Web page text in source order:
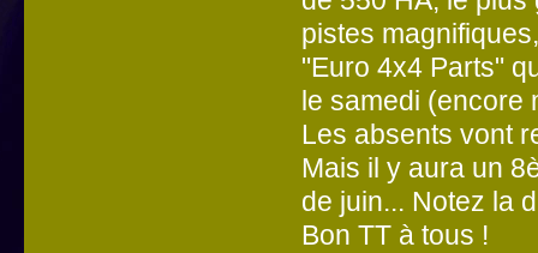
pistes
"Euro 4x4 Parts"
le samedi (encore
Les absents vont
Mais il y aura un
de juin... Notez la
Bon TT à tous !